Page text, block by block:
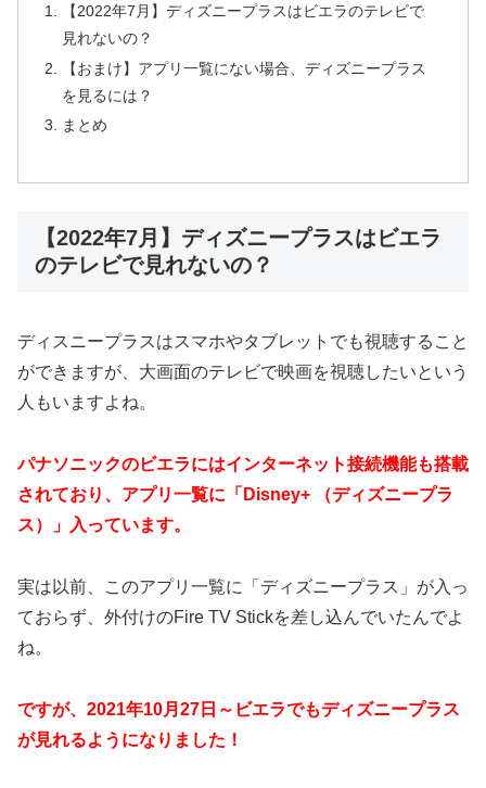
【2022年7月】ディズニープラスはビエラのテレビで
見れないの？
【おまけ】アプリ一覧にない場合、ディズニープラス
を見るには？
まとめ
【2022年7月】ディズニープラスはビエラ
のテレビで見れないの？
ディスニープラスはスマホやタブレットでも視聴すること
ができますが、大画面のテレビで映画を視聴したいという
人もいますよね。
パナソニックのビエラにはインターネット接続機能も搭載
されており、アプリ一覧に「Disney+ （ディズニープラ
ス）」入っています。
実は以前、このアプリ一覧に「ディズニープラス」が入っ
ておらず、外付けのFire TV Stickを差し込んでいたんでよ
ね。
ですが、2021年10月27日～ビエラでもディズニープラス
が見れるようになりました！